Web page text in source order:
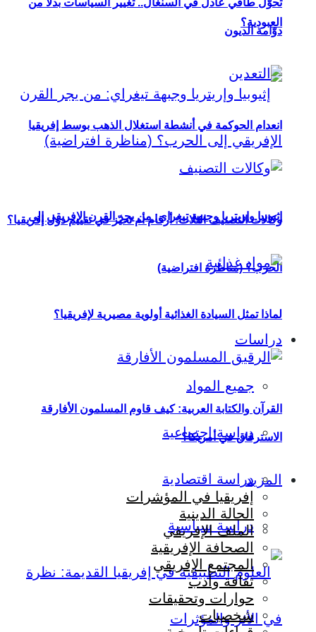
العبودية؟
إثيوبيا وإريتريا وجبهة تيغراي: من يجر القرن الإفريقي إلى
الحرب؟ (مناظرة افتراضية)
دراسات
جميع المواد
دراسة اجتماعية
دراسة اقتصادية
دراسة سياسية
تحوُّل طاقي عادل في السنغال.. تغيير السياسات بدلاً من
دوّامة الديون
انعدام الحوكمة في أنشطة استغلال الذهب بوسط إفريقيا
وكالات التصنيف الثلاث: أرقام أم تحيّز في تقييم دول إفريقيا؟
لماذا تمثل السيادة الغذائية أولوية مصيرية لإفريقيا؟
القرآن والكتابة العربية: كيف قاوم المسلمون الأفارقة
الاسترقاق في أمريكا؟
المزيد
إفريقيا في المؤشرات
الحالة الدينية
الملف الإفريقي
الصحافة الإفريقية
المجتمع الإفريقي
ثقافة وأدب
حوارات وتحقيقات
شخصيات